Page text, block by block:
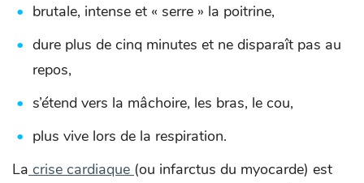
brutale, intense et « serre » la poitrine,
dure plus de cinq minutes et ne disparaît pas au
repos,
s’étend vers la mâchoire, les bras, le cou,
plus vive lors de la respiration.
La crise cardiaque (ou infarctus du myocarde) est